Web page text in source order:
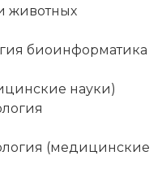
животных
биоинформатика
науки)
(медицинские